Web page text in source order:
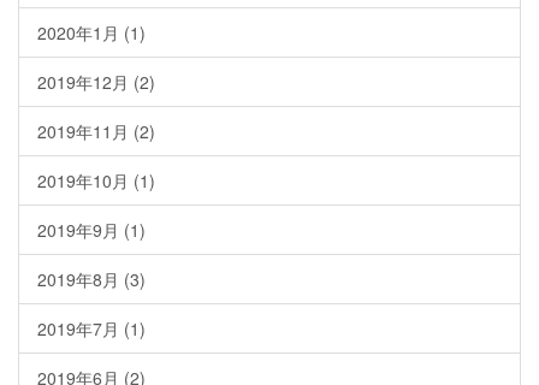
2020年1月 (1)
2019年12月 (2)
2019年11月 (2)
2019年10月 (1)
2019年9月 (1)
2019年8月 (3)
2019年7月 (1)
2019年6月 (2)